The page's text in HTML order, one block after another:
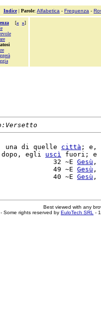
Indice| Parole: Alfabetica - Frequenza -
[« »]
una di quelle città ; e,
dopo, egli
uscì fuori; e
32 ~E Gesù ,
49 ~E Gesù ,
40 ~E Gesù ,
Best viewed with any
Some rights reserved by EuloTech SRL -